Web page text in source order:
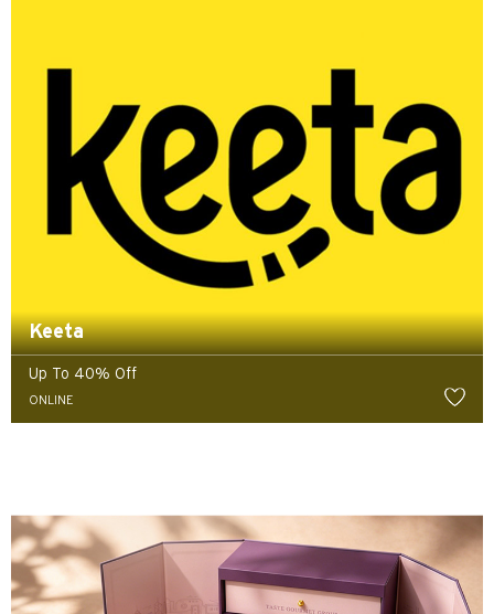
Keeta
Up To 40% Off
ONLINE